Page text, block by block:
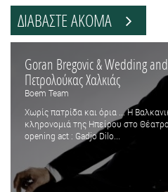
ΔΙΑΒΑΣΤΕ ΑΚΟΜΑ
Goran Bregovic & Wedding
Πετρολούκας Χαλκιάς
Boem Team
Χωρίς πατρίδα και όρια ... Η
κληρονομιά της Ηπείρου στο
opening act : Gadjo Dilo...